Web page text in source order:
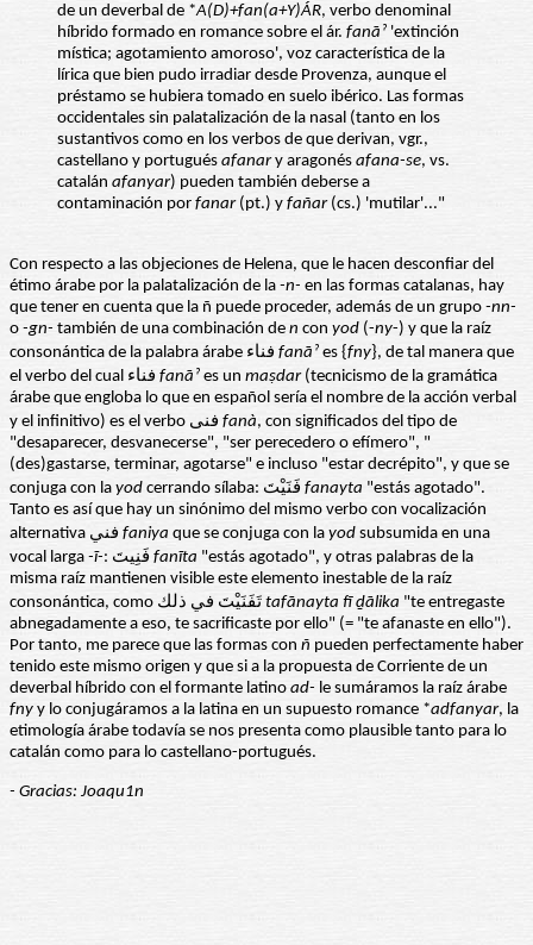
de un deverbal de *A(D)+fan(a+Y)ÁR, verbo denominal
híbrido formado en romance sobre el ár. fanāˀ 'extinción
mística; agotamiento amoroso', voz característica de la
lírica que bien pudo irradiar desde Provenza, aunque el
préstamo se hubiera tomado en suelo ibérico. Las formas
occidentales sin palatalización de la nasal (tanto en los
sustantivos como en los verbos de que derivan, vgr.,
castellano y portugués afanary aragonés afana-se, vs.
catalán afanyar) pueden también deberse a
contaminación por fanar(pt.) y fañar(cs.) 'mutilar'..."
Con respecto a las objeciones de Helena, que le hacen desconfiar del
étimo árabe por la palatalización de la -n- en las formas catalanas, hay
que tener en cuenta que la ñ puede proceder, además de un grupo -nn-
o -gn- también de una combinación de n con yod (-ny-) y que la raíz
fanāˀ es {fny}, de tal manera que
fanāˀ es un maṣdar(tecnicismo de la gramática
árabe que engloba lo que en español sería el nombre de la acción verbal
fanà, con significados del tipo de
"desaparecer, desvanecerse", "ser perecedero o efímero", "
(des)gastarse, terminar, agotarse" e incluso "estar decrépito", y que se
conjuga con la yod fanayta "estás agotado".
Tanto es así que hay un sinónimo del mismo verbo con vocalización
faniya que se conjuga con la yod subsumida en una
vocal larga -ī- fanīta "estás agotado", y otras palabras de la
misma raíz mantienen visible este elemento inestable de la raíz
tafānayta fī ḏālika "te entregaste
abnegadamente a eso, te sacrificaste por ello" (= "te afanaste en ello").
Por tanto, me parece que las formas con ñ pueden perfectamente haber
tenido este mismo origen y que si a la propuesta de Corriente de un
deverbal híbrido con el formante latino ad- le sumáramos la raíz árabe
fny y lo conjugáramos a la latina en un supuesto romance *adfanyar, la
etimología árabe todavía se nos presenta como plausible tanto para lo
catalán como para lo castellano-portugués.
- Gracias: Joaqu1n